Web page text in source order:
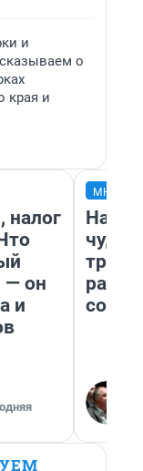
и
о
края и
налог
— он
и